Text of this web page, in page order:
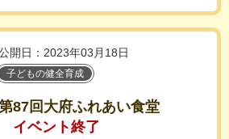
開日：2023年03月18日
子どもの健全育成
87回大府ふれあい食堂
イベント終了